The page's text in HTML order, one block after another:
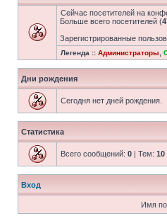
Сейчас посетителей на
Больше всего посетителей (
Зарегистрированные
Легенда :: Администраторы
Дни рождения
Сегодня нет дней рождения.
Статистика
Всего сообщений: 0 | Тем: 10
Вход
Имя